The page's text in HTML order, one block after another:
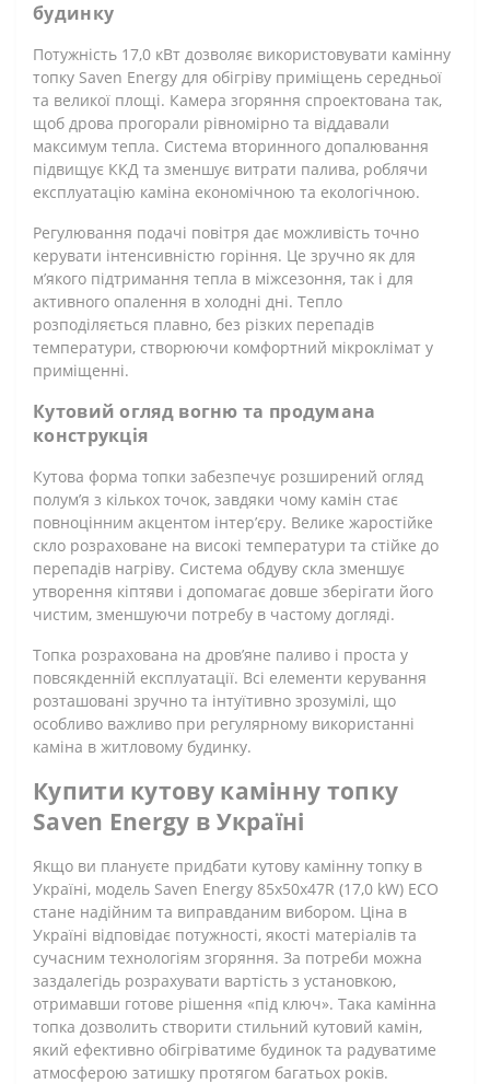
будинку
Потужність 17,0 кВт дозволяє використовувати камінну
топку Saven Energy для обігріву приміщень середньої
та великої площі. Камера згоряння спроектована так,
щоб дрова прогорали рівномірно та віддавали
максимум тепла. Система вторинного допалювання
підвищує ККД та зменшує витрати палива, роблячи
експлуатацію каміна економічною та екологічною.
Регулювання подачі повітря дає можливість точно
керувати інтенсивністю горіння. Це зручно як для
м’якого підтримання тепла в міжсезоння, так і для
активного опалення в холодні дні. Тепло
розподіляється плавно, без різких перепадів
температури, створюючи комфортний мікроклімат у
приміщенні.
Кутовий огляд вогню та продумана
конструкція
Кутова форма топки забезпечує розширений огляд
полум’я з кількох точок, завдяки чому камін стає
повноцінним акцентом інтер’єру. Велике жаростійке
скло розраховане на високі температури та стійке до
перепадів нагріву. Система обдуву скла зменшує
утворення кіптяви і допомагає довше зберігати його
чистим, зменшуючи потребу в частому догляді.
Топка розрахована на дров’яне паливо і проста у
повсякденній експлуатації. Всі елементи керування
розташовані зручно та інтуїтивно зрозумілі, що
особливо важливо при регулярному використанні
каміна в житловому будинку.
Купити кутову камінну топку
Saven Energy в Україні
Якщо ви плануєте придбати кутову камінну топку в
Україні, модель Saven Energy 85х50х47R (17,0 kW) ECO
стане надійним та виправданим вибором. Ціна в
Україні відповідає потужності, якості матеріалів та
сучасним технологіям згоряння. За потреби можна
заздалегідь розрахувати вартість з установкою,
отримавши готове рішення «під ключ». Така камінна
топка дозволить створити стильний кутовий камін,
який ефективно обігріватиме будинок та радуватиме
атмосферою затишку протягом багатьох років.